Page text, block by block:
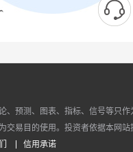
、预测、图表、指标、信号等只
交易目的使用。投资者依据本网
信用承诺